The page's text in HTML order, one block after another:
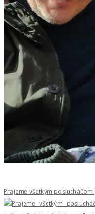
Prajeme všetkým